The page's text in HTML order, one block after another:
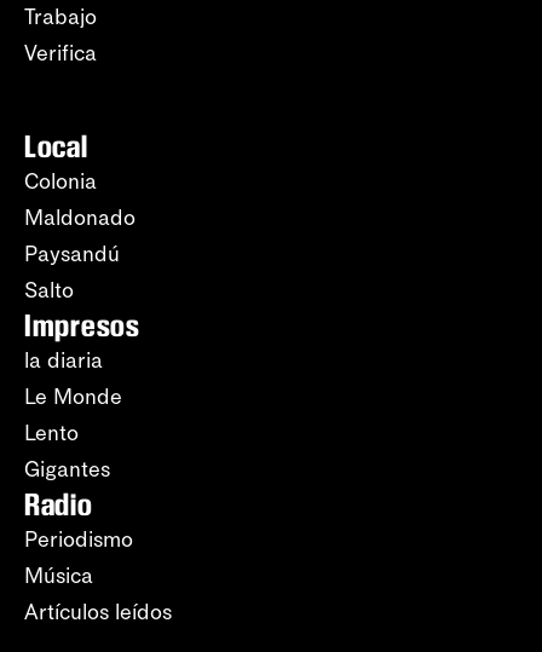
Trabajo
Verifica
Local
Colonia
Maldonado
Paysandú
Salto
Impresos
la diaria
Le Monde
Lento
Gigantes
Radio
Periodismo
Música
Artículos leídos